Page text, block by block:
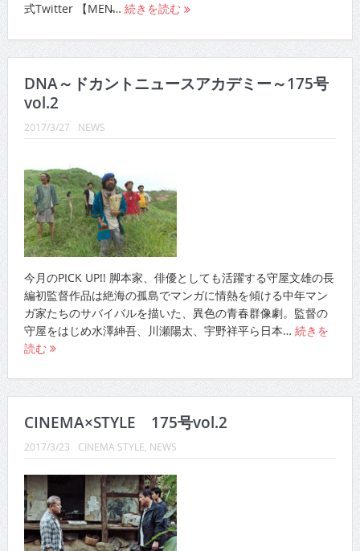
式Twitter 【MEN̵… 続きを読む
DNA～ドカントニュースアカデミー～175号
vol.2
2017/3/27 NEWS
今月のPICK UP!! 脚本家、俳優としても活躍する守屋文雄の長
編初監督作品は絶海の孤島でマンガに情熱を傾ける中年マン
ガ家たちのサバイバルを描いた、異色の青春群像劇。監督の
守屋をはじめ水澤紳吾、川瀬陽太、宇野祥平ら日本… 続きを
読む
CINEMA×STYLE 175号vol.2
2017/3/23 CINEMA STYLE NEWS